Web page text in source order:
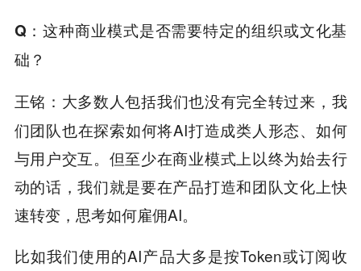
Q ：这种商业模式是否需要特定的组织或文化基
础？
王铭： 大多数人包括我们也没有完全转过来，我
们团队也在探索如何将AI打造成类人形态、如何
与用户交互。但至少在商业模式上以终为始去行
动的话，我们就是要在产品打造和团队文化上快
速转变，思考如何雇佣AI。
比如我们使用的AI产品大多是按Token或订阅收